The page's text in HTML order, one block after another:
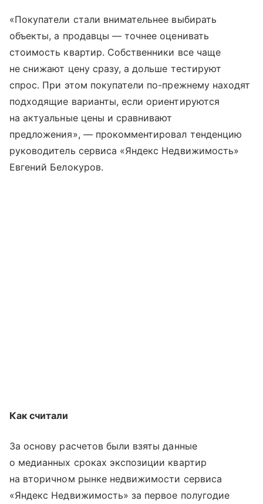
«Покупатели стали внимательнее выбирать
объекты, а продавцы — точнее оценивать
стоимость квартир. Собственники все чаще
не снижают цену сразу, а дольше тестируют
спрос. При этом покупатели по-прежнему находят
подходящие варианты, если ориентируются
на актуальные цены и сравнивают
предложения», — прокомментировал тенденцию
руководитель сервиса «Яндекс Недвижимость»
Евгений Белокуров.
Как считали
За основу расчетов были взяты данные
о медианных сроках экспозиции квартир
на вторичном рынке недвижимости сервиса
«Яндекс Недвижимость» за первое полугодие